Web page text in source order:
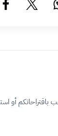
باقتراحاتكم أو